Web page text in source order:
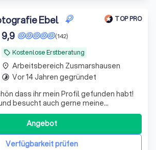
Ebel TOP PRO
local_offer Kostenlose Erstberatung
(142)
9,9
dass ihr mein Profil gefunden habt!
besucht auch gerne meine
von meiner Arbeit zu sehen. Ich freue
Grüße Harry
Verfügbarkeit prüfen
Angebot
place Arbeitsbereich Zusmarshausen
timelapse Vor 14 Jahren gegründet